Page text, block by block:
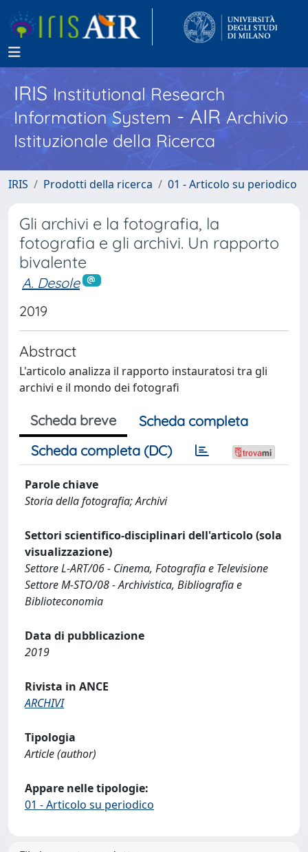
IRISInstitutional Research
Information System - AIR Archivio
Istituzionale della Ricerca
IRIS Prodotti della ricerca 01 - Articolo su periodico
Gli archivi e la fotografia, la
fotografia e gli archivi. Un rapporto
bivalente
A. Desole
2019
Abstract
L'articolo analizza il rapporto instauratosi tra gli
archivi e il mondo dei fotografi
Scheda breve
Scheda completa
Scheda completa (DC)
Parole chiave
Storia della fotografia; Archivi
Settori scientifico-disciplinari dell'articolo (sola
visualizzazione)
Settore L-ART/06 - Cinema, Fotografia e Televisione
Settore M-STO/08 - Archivistica, Bibliografia e
Biblioteconomia
Data di pubblicazione
2019
Rivista in ANCE
ARCHIVI
Tipologia
Article (author)
Appare nelle tipologie:
01 - Articolo su periodico